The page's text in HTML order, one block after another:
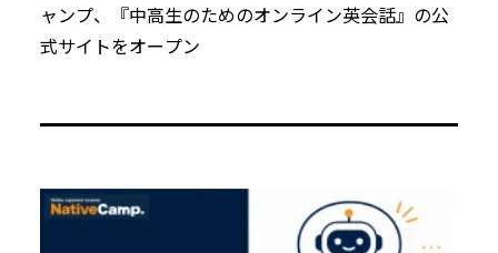
ャンプ、『中高生のためのオンライン英会話』の公
式サイトをオープン